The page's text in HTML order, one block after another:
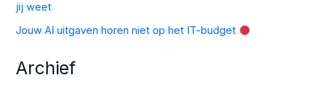
jij weet
Jouw AI uitgaven horen niet op het IT-budget
Archief